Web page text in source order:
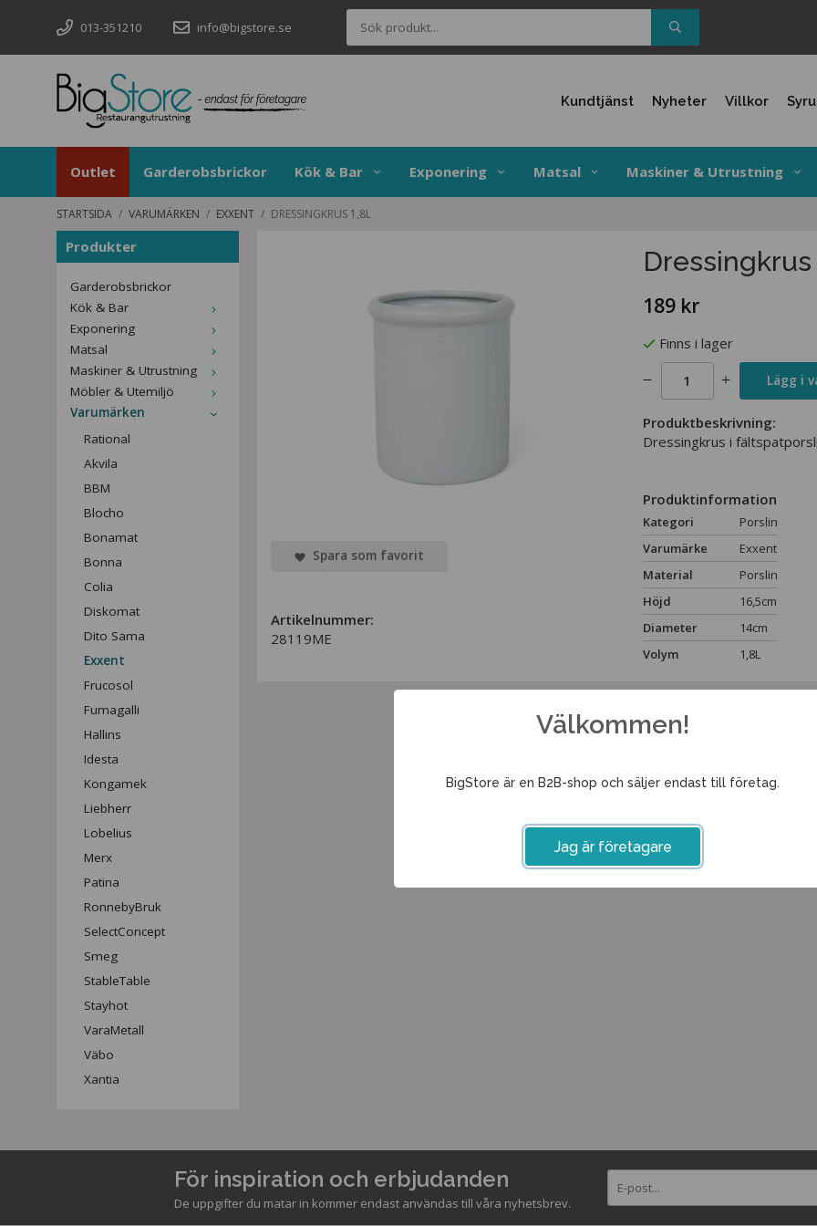
013-351210 info@bigstore.se
Kundtjänst Nyheter Villkor
Outlet Garderobsbrickor Kök & Bar Exponering Matsal Maskiner & Utrustning
STARTSIDA / VARUMÄRKEN / EXXENT / DRESSINGKRUS 1,8L
Produkter
Garderobsbrickor
Kök & Bar
Exponering
Matsal
Maskiner & Utrustning
Möbler & Utemiljö
Varumärken
Rational
Akvila
BBM
Blocho
Bonamat
Bonna
Colia
Diskomat
Dito Sama
Exxent
Frucosol
Fumagalli
Hallins
Idesta
Kongamek
Liebherr
Lobelius
Merx
Patina
RonnebyBruk
SelectConcept
Smeg
StableTable
Stayhot
VaraMetall
Väbo
Xantia
Dressingkrus
189 kr
Finns i lager
Lägg i
Produktbeskrivning:
Dressingkrus i
Produktinformation
Kategori
Porslin
Varumärke
Exxent
Material
Porslin
Höjd
16,5cm
Diameter
14cm
Volym
1,8L
Spara som favorit
Artikelnummer:
28119ME
För inspiration och erbjudanden
De uppgifter du matar in kommer endast användas till våra nyhetsbrev.
Välkommen!
BigStore är en B2B-shop och säljer endast till företag.
Jag är företagare